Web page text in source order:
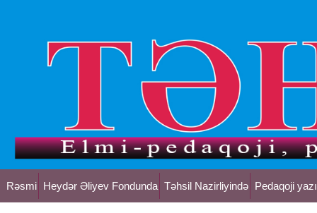
Rəsmi Heydər Əliyev Fondunda Təhsil Nazirliyində Pedaqoji